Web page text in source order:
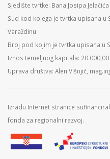
Sjedište tvrtke: Bana Josipa
Sud kod kojega je tvrtka upisana u
Varaždinu
Broj pod kojim je tvrtka upisana u
Iznos temeljnog kapitala:
Uprava društva: Alen Višnjić,
Izradu Internet stranice
fonda za regionalni razvoj.